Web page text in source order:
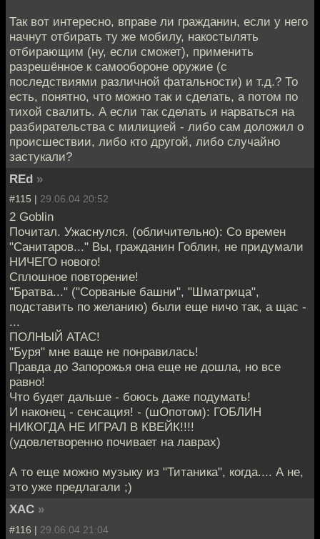
Так вот интересно, вправе ли гражданин, если у него
начнут отбирать ту же мобилу, накостылять
отбирающим (ну, если сможет), применить
разрешённое к самообороне оружие (с
последствиями различной фатальности) и т.д.? То
есть, понятно, что можно так и сделать, а потом по
тихой свалить. А если так сделать и нарваться на
разбирательства с милицией - либо сам доложил о
происшествии, либо кто другой, либо случайно
застукали?
REd »
#115 | 29.06.04 20:52
2 Goblin
Почитал. Ужаснулся. (обличительно): Со времен
"Санитаров..." Вы, гражданин Гоблин, не придумали
НИЧЕГО нового!
Сплошное повторение!
"Братва..." ("Сорваные башни", "Шматрица",
подставить по желанию) были еще ничо так, а щас -
...
ПОЛНЫЙ АТАС!
"Буря" мне ваще не понравилась!
Правда до Запорожья она еще не дошла, но все
равно!
Что будет дальше - боюсь даже подумать!
И наконец - сенсация! - (шОпотом): ГОБЛИН
НИКОГДА НЕ ИГРАЛ В КВЕЙК!!!!
(удовлетворенно почивает на лаврах)
А то еще можно музыку из "Титаника", когда.... А не,
это уже предлагали ;)
XAC »
#116 | 29.06.04 21:04